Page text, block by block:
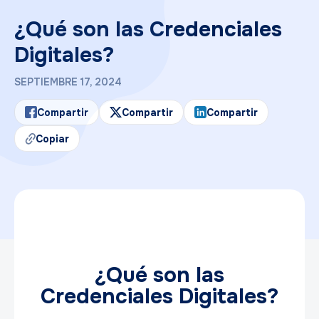
¿Qué son las Credenciales
Digitales?
SEPTIEMBRE 17, 2024
Compartir Compartir Compartir
Copiar
¿Qué son las
Credenciales Digitales?